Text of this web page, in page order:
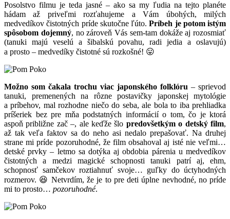
Posolstvo filmu je teda jasné – ako sa my ľudia na tejto planéte
hádam až priveľmi rozťahujeme a Vám úbohých, milých
medvedíkov čistotných príde skutočne ľúto.Príbeh je potom istým
spôsobom dojemný, no zároveň Vás sem-tam dokáže aj rozosmiať
(tanuki majú veselú a šibalskú povahu, radi jedia a oslavujú)
a prosto – medvedíky čistotné sú rozkošné! 😛
Možno som čakala trochu viac japonského folklóru – sprievod
tanuki, premenených na rôzne postavičky japonskej mytológie
a príbehov, mal rozhodne niečo do seba, ale bola to iba prehliadka
príšeriek bez pre mňa podstatných informácií o tom, čo je ktorá
aspoň približne zač –, ale keďže šlo predovšetkým o detský film,
až tak veľa faktov sa do neho asi nedalo prepašovať. Na druhej
strane mi príde pozoruhodné, že film obsahoval aj isté nie veľmi…
detské prvky – letmo sa dotýka aj obdobia párenia u medvedíkov
čistotných a medzi magické schopnosti tanuki patrí aj, ehm,
schopnosť samčekov roztiahnuť svoje… guľky do úctyhodných
rozmerov. 😆 Netvrdím, že je to pre deti úplne nevhodné, no príde
mi to prosto… pozoruhodné.